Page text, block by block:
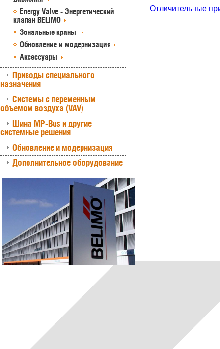
Energy Valve - Энергетический
клапан BELIMO
Зональные краны
Обновление и модернизация
Аксессуары
Приводы специального
назначения
Системы с переменным
объемом воздуха (VAV)
Шина MP-Bus и другие
системные решения
Обновление и модернизация
Дополнительное оборудование
Отличительные